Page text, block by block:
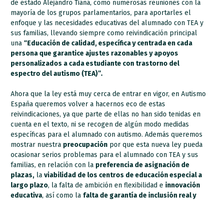
de estado Alejandro Tiana, como numerosas reuniones con la
mayoría de los grupos parlamentarios, para aportarles el
enfoque y las necesidades educativas del alumnado con TEA y
sus familias, llevando siempre como reivindicación principal
una “Educación de calidad, específica y centrada en cada
persona que garantice ajustes razonables y apoyos
personalizados a cada estudiante con trastorno del
espectro del autismo (TEA)”.
Ahora que la ley está muy cerca de entrar en vigor, en Autismo
España queremos volver a hacernos eco de estas
reivindicaciones, ya que parte de ellas no han sido tenidas en
cuenta en el texto, ni se recogen de algún modo medidas
específicas para el alumnado con autismo. Además queremos
mostrar nuestra preocupación por que esta nueva ley pueda
ocasionar serios problemas para el alumnado con TEA y sus
familias, en relación con la preferencia de asignación de
plazas, laviabilidad de los centros de educación especial a
largo plazo, la falta de ambición en flexibilidad e innovación
educativa, así como la falta de garantía de inclusión real y